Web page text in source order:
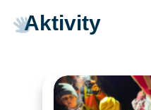
Aktivity